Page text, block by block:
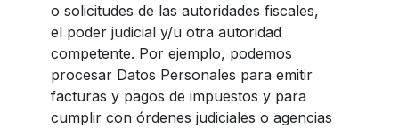
o solicitudes de las autoridades fiscales,
el poder judicial y/u otra autoridad
competente. Por ejemplo, podemos
procesar Datos Personales para emitir
facturas y pagos de impuestos y para
cumplir con órdenes judiciales o agencias